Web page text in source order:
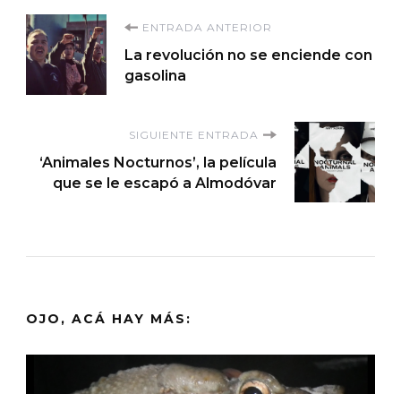
Navegación
de
entradas
ENTRADA ANTERIOR
La revolución no se enciende con
gasolina
SIGUIENTE ENTRADA
‘Animales Nocturnos’, la película
que se le escapó a Almodóvar
OJO, ACÁ HAY MÁS: